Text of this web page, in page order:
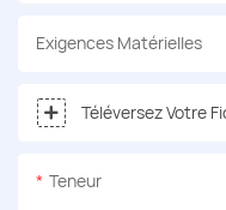
Exigences Matérielles
Téléversez Votre
Teneur